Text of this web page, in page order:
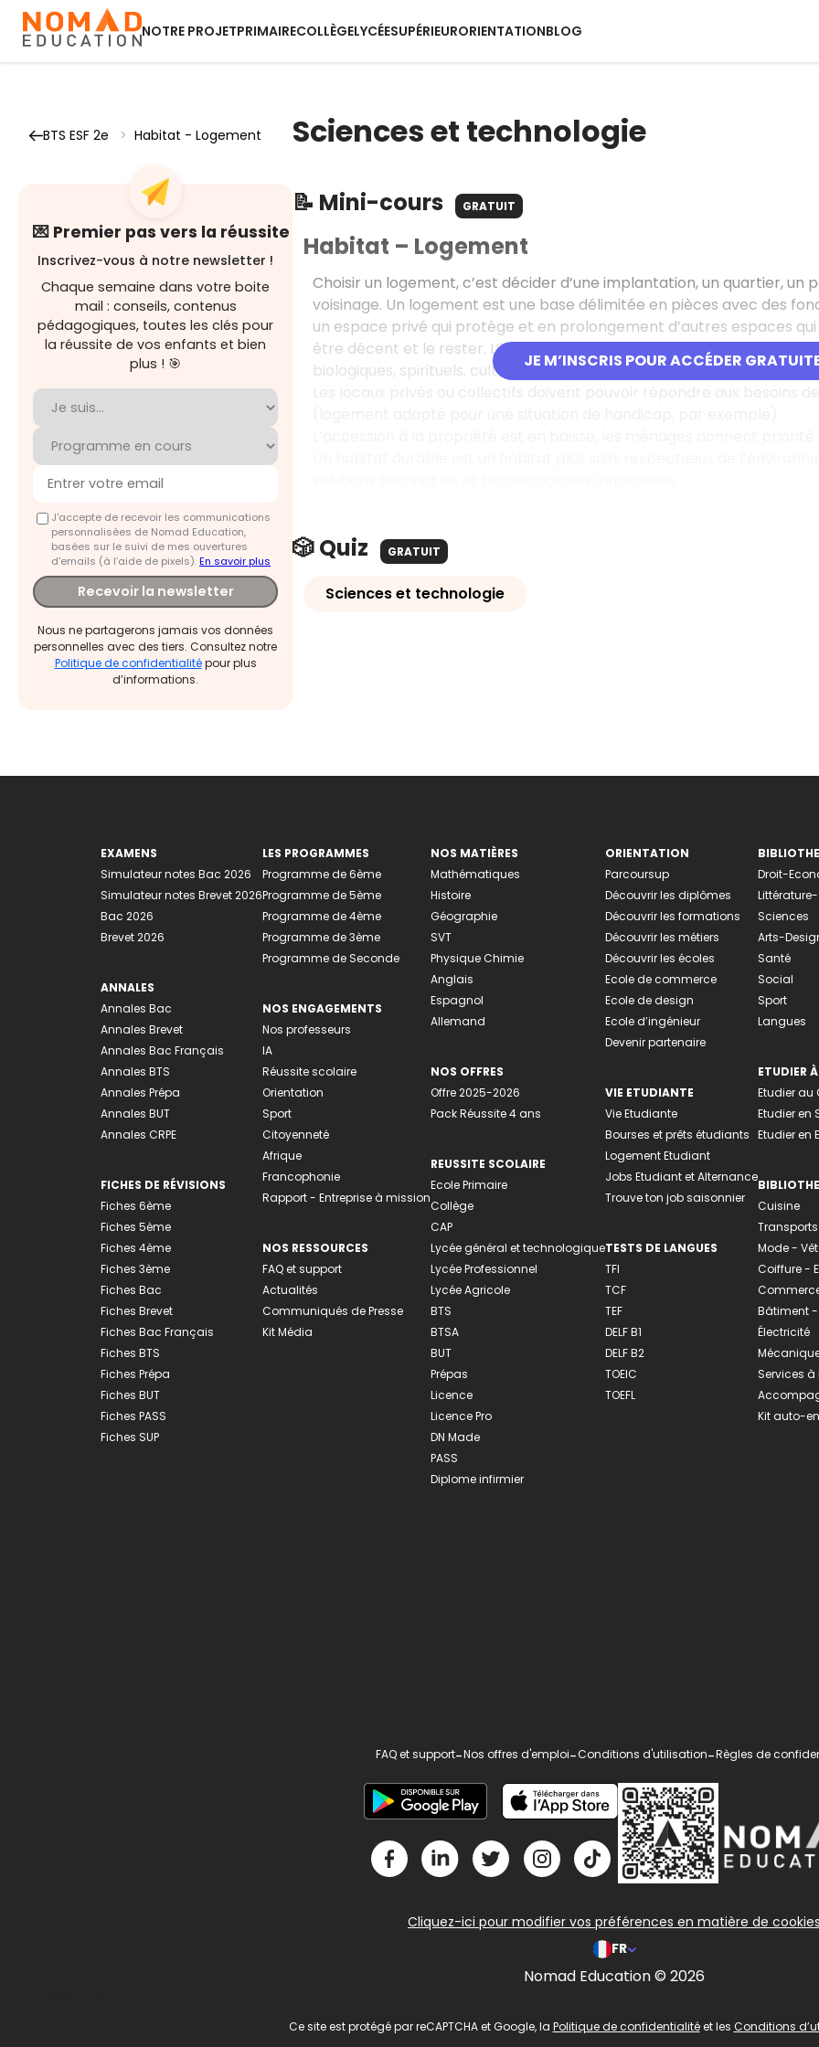
NOTRE PROJETPRIMAIRECOLLÈGELYCÉESUPÉRIEURORIENTATIONBLOG
BTS ESF 2e > Habitat - Logement
💌 Premier pas vers la réussite
Inscrivez-vous à notre newsletter !
Chaque semaine dans votre boite
mail : conseils, contenus
pédagogiques, toutes les clés pour
la réussite de vos enfants et bien
plus ! 🎯
J'accepte de recevoir les communications
personnalisées de Nomad Education,
basées sur le suivi de mes ouvertures
d'emails (à l’aide de pixels).En savoir plus
Recevoir la newsletter
Nous ne partagerons jamais vos données
personnelles avec des tiers. Consultez notre
Politique de confidentialitépour plus
d’informations.
Sciences et technologie
📝 Mini-cours GRATUIT
JE M’INSCRIS POUR ACCÉDER
Habitat – Logement
Choisir un logement, c’est décider d’une implantation, un quartier,
voisinage. Un logement est une base délimitée en pièces avec des
un espace privé qui protège et en prolongement d’autres espaces
être décent et le rester. L’individu doit pouvoir y réaliser ses besoins
biologiques, spirituels, culturels.
🎲 Quiz GRATUIT
Sciences et technologie
EXAMENS
Simulateur notes Bac 2026
Simulateur notes Brevet 2026
Bac 2026
Brevet 2026
ANNALES
Annales Bac
Annales Brevet
Annales Bac Français
Annales BTS
Annales Prépa
Annales BUT
Annales CRPE
FICHES DE RÉVISIONS
Fiches 6ème
Fiches 5ème
Fiches 4ème
Fiches 3ème
Fiches Bac
Fiches Brevet
Fiches Bac Français
Fiches BTS
Fiches Prépa
Fiches BUT
Fiches PASS
Fiches SUP
LES PROGRAMMES
Programme de 6ème
Programme de 5ème
Programme de 4ème
Programme de 3ème
Programme de Seconde
NOS ENGAGEMENTS
Nos professeurs
IA
Réussite scolaire
Orientation
Sport
Citoyenneté
Afrique
Francophonie
Rapport - Entreprise à mission
NOS RESSOURCES
FAQ et support
Actualités
Communiqués de Presse
Kit Média
NOS MATIÈRES
Mathématiques
Histoire
Géographie
SVT
Physique Chimie
Anglais
Espagnol
Allemand
NOS OFFRES
Offre 2025-2026
Pack Réussite 4 ans
REUSSITE SCOLAIRE
Ecole Primaire
Collège
CAP
Lycée général et technologique
Lycée Professionnel
Lycée Agricole
BTS
BTSA
BUT
Prépas
Licence
Licence Pro
DN Made
PASS
Diplome infirmier
ORIENTATION
Parcoursup
Découvrir les diplômes
Découvrir les formations
Découvrir les métiers
Découvrir les écoles
Ecole de commerce
Ecole de design
Ecole d’ingénieur
Devenir partenaire
VIE ETUDIANTE
Vie Etudiante
Bourses et prêts étudiants
Logement Etudiant
Jobs Etudiant et Alternance
Trouve ton job saisonnier
TESTS DE LANGUES
TFI
TCF
TEF
DELF B1
DELF B2
TOEIC
TOEFL
Droit-
Sciences
Arts-
Santé
Social
Sport
Langues
ETUDIER
Etudier
Etudier en
Etudier en
Cuisine
Transports
Mode -
Coiffure -
Bâtiment
Électricité
Services
Kit auto-
FAQ et support-Nos offres d'emploi-Conditions d'utilisation-Règles de
Cliquez-ici pour modifier vos préférences en matière de cookies
FR
Nomad Education © 2026
Ce site est protégé par reCAPTCHA et Google, la Politique de confidentialitéet les Conditions